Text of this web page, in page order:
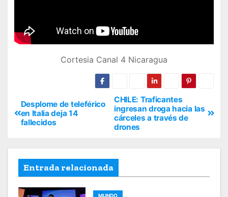
Cortesia Canal 4 Nicaragua
CHILE: Traficantes
ingresan droga hacia las
cárceles a través de
drones
Desplome de teleférico
en Italia deja 14
fallecidos
Entrada relacionada
MUNDO